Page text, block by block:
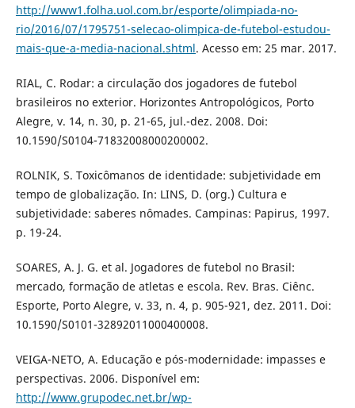
http://www1.folha.uol.com.br/esporte/olimpiada-no-
rio/2016/07/1795751-selecao-olimpica-de-futebol-estudou-
mais-que-a-media-nacional.shtml. Acesso em: 25 mar. 2017.
RIAL, C. Rodar: a circulação dos jogadores de futebol
brasileiros no exterior. Horizontes Antropológicos, Porto
Alegre, v. 14, n. 30, p. 21-65, jul.-dez. 2008. Doi:
10.1590/S0104-71832008000200002.
ROLNIK, S. Toxicômanos de identidade: subjetividade em
tempo de globalização. In: LINS, D. (org.) Cultura e
subjetividade: saberes nômades. Campinas: Papirus, 1997.
p. 19-24.
SOARES, A. J. G. et al. Jogadores de futebol no Brasil:
mercado, formação de atletas e escola. Rev. Bras. Ciênc.
Esporte, Porto Alegre, v. 33, n. 4, p. 905-921, dez. 2011. Doi:
10.1590/S0101-32892011000400008.
VEIGA-NETO, A. Educação e pós-modernidade: impasses e
perspectivas. 2006. Disponível em:
http://www.grupodec.net.br/wp-